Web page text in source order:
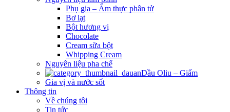
Phụ gia – Ẩm thực phân tử
Bơ lạt
Bột hương vị
Chocolate
Cream sữa bột
Whipping Cream
Nguyên liệu pha chế
Dầu Oliu – Giấm
Gia vị và nước sốt
Thông tin
Về chúng tôi
Tin tức